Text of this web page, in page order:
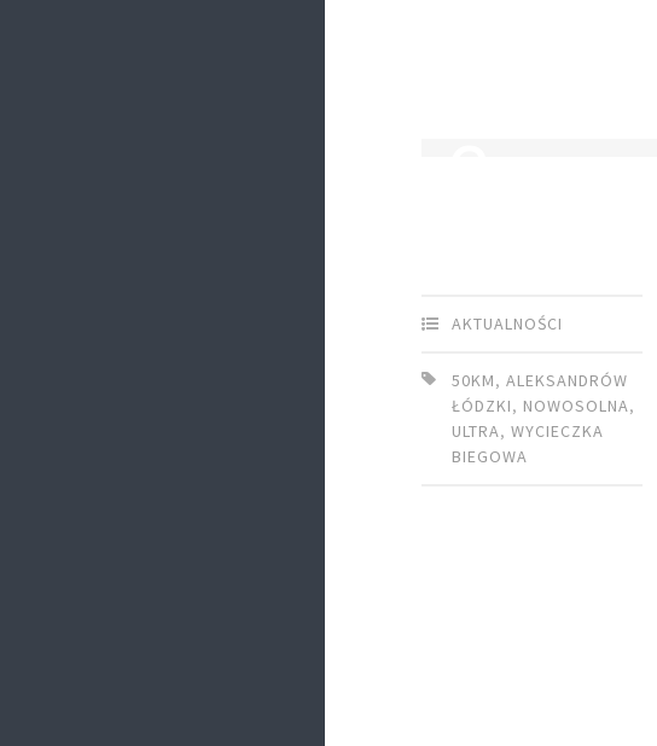
AKTUALNOŚCI
50KM,ALEKSANDRÓW
ŁÓDZKI, NOWOSOLNA,
ULTRA,WYCIECZKA
BIEGOWA